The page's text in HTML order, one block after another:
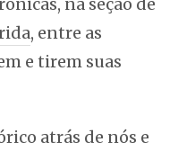
, entre as
e tirem suas
atrás de nós e